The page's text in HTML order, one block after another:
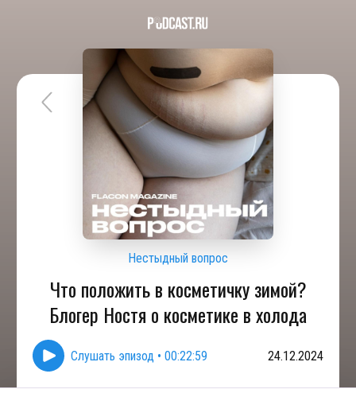
Нестыдный вопрос
Что положить в косметичку зимой?
Блогер Ностя о косметике в холода
Слушать эпизод • 00:22:59 24.12.2024